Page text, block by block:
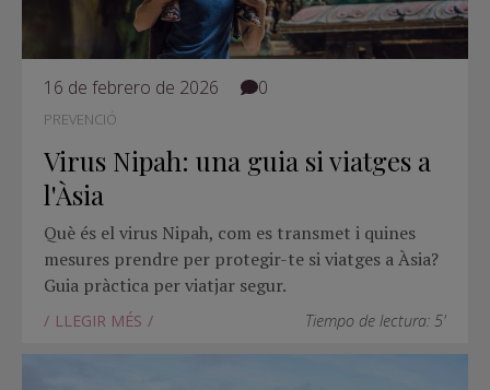
16 de febrero de 2026 0
PREVENCIÓ
Virus Nipah: una guia si viatges a
l'Àsia
Què és el virus Nipah, com es transmet i quines
mesures prendre per protegir-te si viatges a Àsia?
Guia pràctica per viatjar segur.
LLEGIR MÉS Tiempo de lectura: 5'